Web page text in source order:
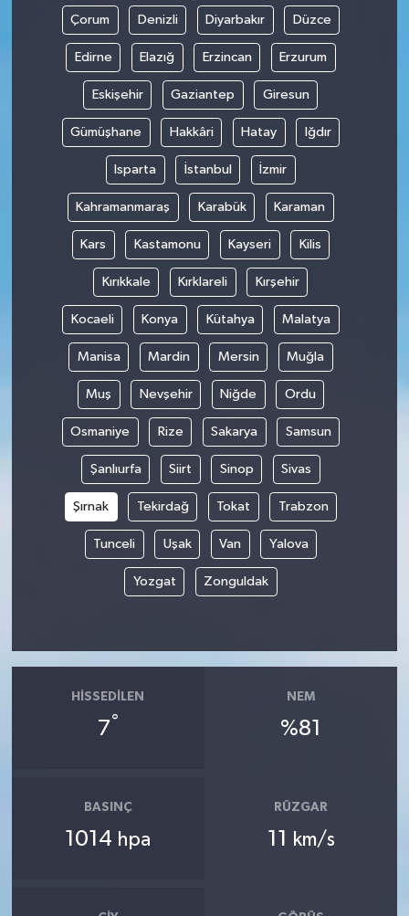
Çorum Denizli Diyarbakır Düzce
Edirne Elazığ Erzincan Erzurum
Eskişehir Gaziantep Giresun
Gümüşhane Hakkâri Hatay Iğdır
Isparta İstanbul İzmir
Kahramanmaraş Karabük Karaman
Kars Kastamonu Kayseri Kilis
Kırıkkale Kırklareli Kırşehir
Kocaeli Konya Kütahya Malatya
Manisa Mardin Mersin Muğla
Muş Nevşehir Niğde Ordu
Osmaniye Rize Sakarya Samsun
Şanlıurfa Siirt Sinop Sivas
Şırnak Tekirdağ Tokat Trabzon
Tunceli Uşak Van Yalova
Yozgat Zonguldak
HISSEDILEN
7°
NEM
%81
BASINÇ
1014 hpa
RÜZGAR
11 km/s